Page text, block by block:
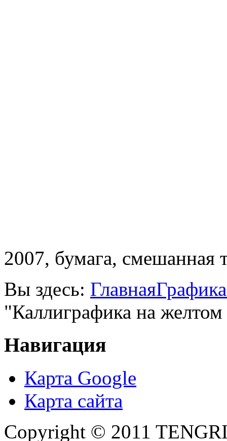
2007, бумага, смешанная
Вы здесь: ГлавнаяГрафика
"Каллиграфика на
Навигация
Карта Google
Карта сайта
Copyright © 2011